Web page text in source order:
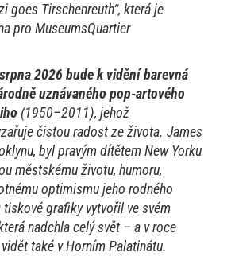
goes Tirschenreuth“, která je
pro MuseumsQuartier
2026 bude k vidění barevná
uznávaného pop-artového
(1950–2011), jehož
čistou radost ze života. James
byl pravým dítětem New Yorku
městskému životu, humoru,
optimismu jeho rodného
grafiky vytvořil ve svém
nadchla celý svět – a v roce
také v Horním Palatinátu.